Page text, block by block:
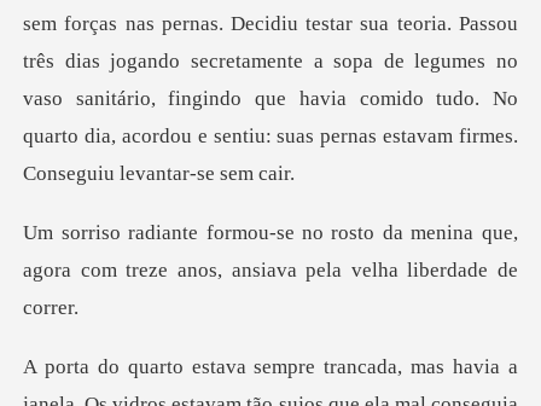
sem forças nas pernas. Decidiu testar sua teoria. Passou
três dias jogando secretamente a sopa de legumes no
da menina que,
agora com treze anos,